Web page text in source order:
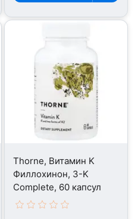
Thorne, Витамин K
Филлохинон, 3-K
Complete, 60 капсул